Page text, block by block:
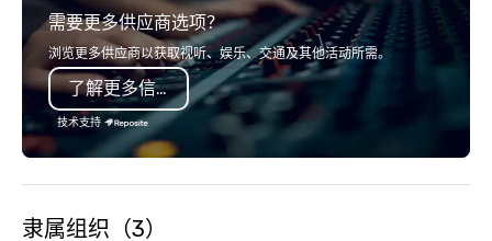
需要更多供应商选项？
浏览更多供应商以获取视听、娱乐、交通及其他活动所需。
了解更多信息
技术支持
隶属组织（3）